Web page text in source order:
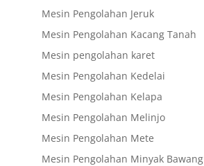
Mesin Pengolahan Jeruk
Mesin Pengolahan Kacang Tanah
Mesin pengolahan karet
Mesin Pengolahan Kedelai
Mesin Pengolahan Kelapa
Mesin Pengolahan Melinjo
Mesin Pengolahan Mete
Mesin Pengolahan Minyak Bawang